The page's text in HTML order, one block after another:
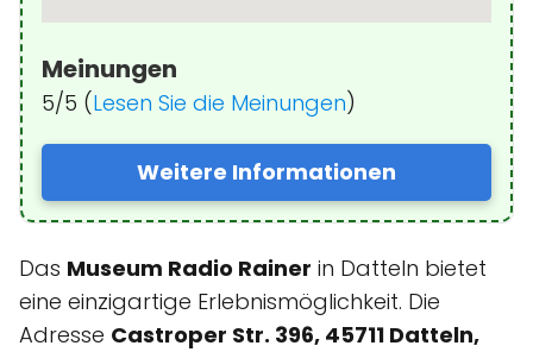
Meinungen
5/5 (Lesen Sie die Meinungen)
Weitere Informationen
Das Museum Radio Rainer in Datteln bietet
eine einzigartige Erlebnismöglichkeit. Die
Adresse Castroper Str. 396, 45711 Datteln,